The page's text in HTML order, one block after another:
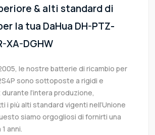
& alti standard di
la tua DaHua DH-PTZ-
XA-DGHW
le nostre batterie di ricambio per
sono sottoposte a rigidi e
l’intera produzione,
i più alti standard vigenti nell’Unione
siamo orgogliosi di fornirti una
anni.